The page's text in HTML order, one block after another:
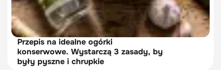
Przepis na idealne ogórki
konserwowe. Wystarczą 3 zasady, by
były pyszne i chrupkie